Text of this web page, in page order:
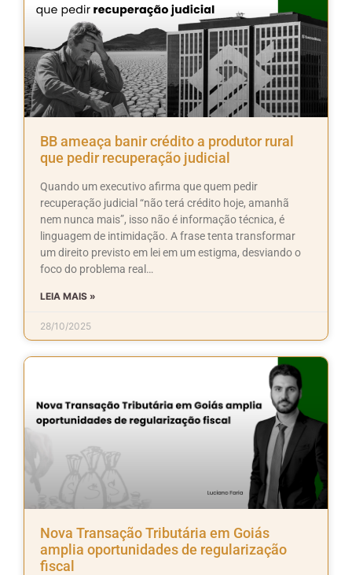
BB ameaça banir crédito a produtor rural
que pedir recuperação judicial
Quando um executivo afirma que quem pedir
recuperação judicial “não terá crédito hoje, amanhã
nem nunca mais”, isso não é informação técnica, é
linguagem de intimidação. A frase tenta transformar
um direito previsto em lei em um estigma, desviando o
foco do problema real…
LEIA MAIS »
28/10/2025
Nova Transação Tributária em Goiás
amplia oportunidades de regularização
fiscal